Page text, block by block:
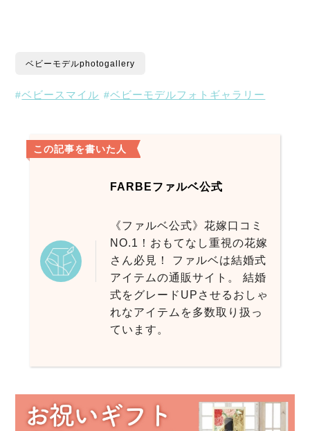
ベビーモデルphotogallery
ベビースマイル ベビーモデルフォトギャラリー
この記事を書いた人
FARBEファルベ公式
《ファルベ公式》花嫁口コミ
NO.1！おもてなし重視の花嫁
さん必見！ ファルベは結婚式
アイテムの通販サイト。 結婚
式をグレードUPさせるおしゃ
れなアイテムを多数取り扱っ
ています。